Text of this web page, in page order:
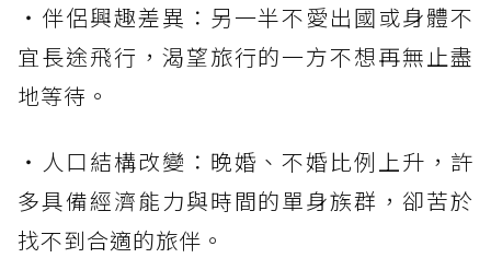
・伴侶興趣差異：另一半不愛出國或身體不
宜長途飛行，渴望旅行的一方不想再無止盡
地等待。
・人口結構改變：晚婚、不婚比例上升，許
多具備經濟能力與時間的單身族群，卻苦於
找不到合適的旅伴。